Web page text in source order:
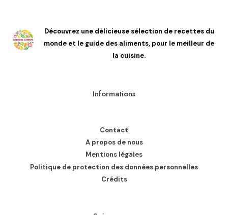
Découvrez une délicieuse sélection de recettes du
monde et le guide des aliments, pour le meilleur de
la cuisine.
Informations
Contact
A propos de nous
Mentions légales
Politique de protection des données personnelles
Crédits